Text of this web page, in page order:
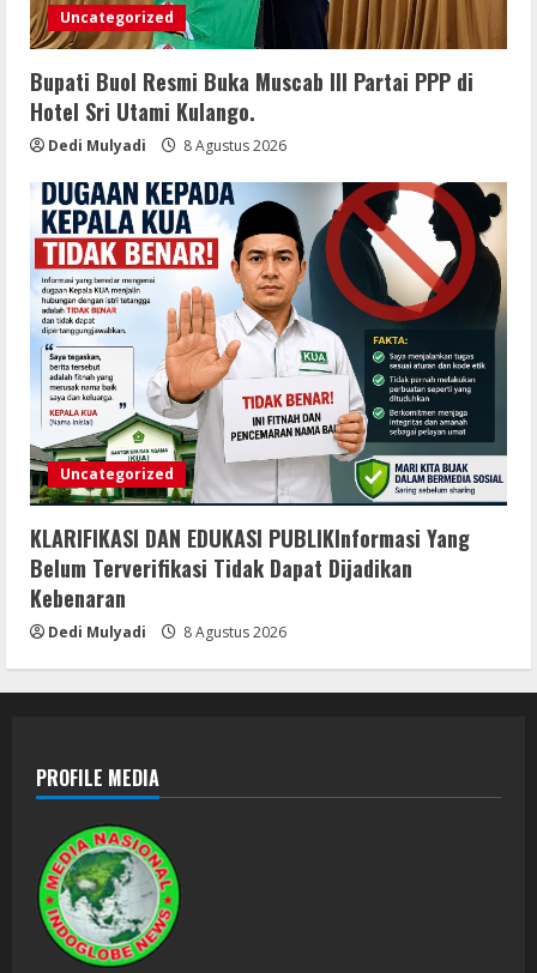
Uncategorized
Bupati Buol Resmi Buka Muscab III Partai PPP di
Hotel Sri Utami Kulango.
Dedi Mulyadi 8 Agustus 2026
Uncategorized
KLARIFIKASI DAN EDUKASI PUBLIKInformasi Yang
Belum Terverifikasi Tidak Dapat Dijadikan
Kebenaran
Dedi Mulyadi 8 Agustus 2026
PROFILE MEDIA